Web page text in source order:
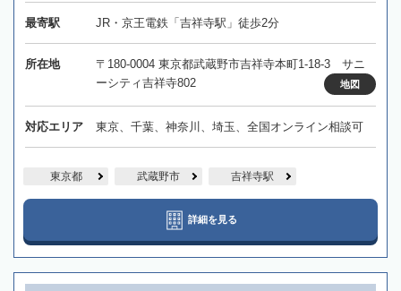
最寄駅 JR・京王電鉄「吉祥寺駅」徒歩2分
所在地
〒180-0004 東京都武蔵野市吉祥寺本町1-18-3 サニ
ーシティ吉祥寺802
地図
対応エリア 東京、千葉、神奈川、埼玉、全国オンライン相談可
東京都 武蔵野市 吉祥寺駅
詳細を見る